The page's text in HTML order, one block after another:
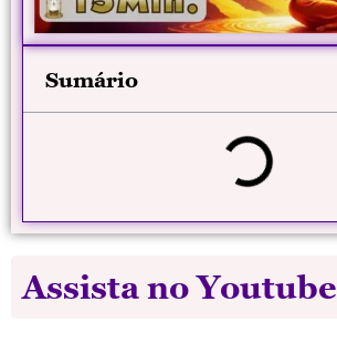
Sumário
Assista no Youtube